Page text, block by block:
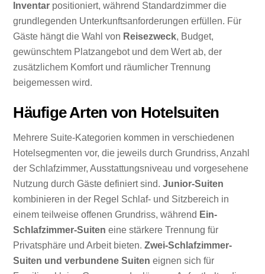
Inventar positioniert, während Standardzimmer die
grundlegenden Unterkunftsanforderungen erfüllen. Für
Gäste hängt die Wahl von Reisezweck, Budget,
gewünschtem Platzangebot und dem Wert ab, der
zusätzlichem Komfort und räumlicher Trennung
beigemessen wird.
Häufige Arten von Hotelsuiten
Mehrere Suite-Kategorien kommen in verschiedenen
Hotelsegmenten vor, die jeweils durch Grundriss, Anzahl
der Schlafzimmer, Ausstattungsniveau und vorgesehene
Nutzung durch Gäste definiert sind.Junior-Suiten
kombinieren in der Regel Schlaf- und Sitzbereich in
einem teilweise offenen Grundriss, während Ein-
Schlafzimmer-Suiten eine stärkere Trennung für
Privatsphäre und Arbeit bieten.Zwei-Schlafzimmer-
Suiten und verbundene Suiten eignen sich für